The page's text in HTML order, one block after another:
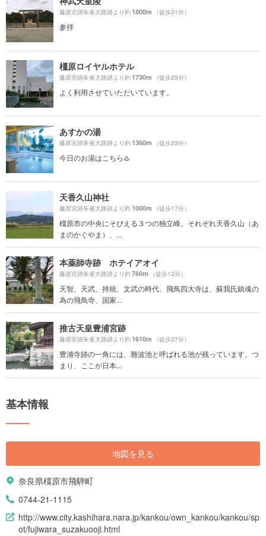
藤原宮跡朱雀大路跡より約1800m （徒歩31分）
参拝
橿原ロイヤルホテル
藤原宮跡朱雀大路跡より約1730m （徒歩29分）
よく利用させていただいています。
あすかの湯
藤原宮跡朱雀大路跡より約1360m （徒歩23分）
今日のお湯はこちら♨️
天香久山神社
藤原宮跡朱雀大路跡より約1000m （徒歩17分）
橿原市の中央にそびえる３つの独立峰。それぞれ天香久山（あ
まのかぐやま）、...
本薬師寺跡 ホテイアオイ
藤原宮跡朱雀大路跡より約760m （徒歩13分）
天智、天武、持統、文武の時代、飛鳥四大寺は、蘇我氏鎮魂の
為の飛鳥寺、国家...
推古天皇豊浦宮跡
藤原宮跡朱雀大路跡より約1610m （徒歩27分）
豊浦寺跡の一角には、難波池と呼ばれる池が残っています。つ
まり、ここが日本...
基本情報
地図を見る
奈良県橿原市飛騨町
0744-21-1115
http://www.city.kashihara.nara.jp/kankou/own_kankou/kankou/sp
ot/fujiwara_suzakuooji.html